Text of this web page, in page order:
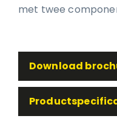
met twee
Download